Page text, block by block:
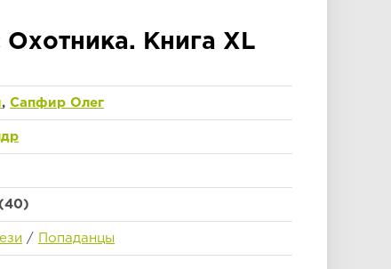
Охотника. Книга XL
, Сапфир Олег
(40)
/ Попаданцы